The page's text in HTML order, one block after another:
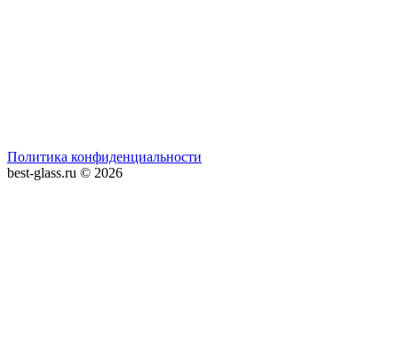
Политика конфиденциальности
best-glass.ru © 2026